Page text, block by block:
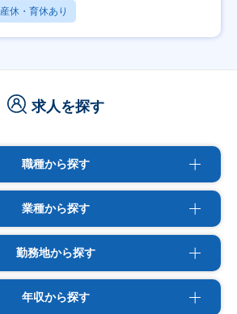
産休・育休あり
求人を探す
職種から探す
業種から探す
勤務地から探す
年収から探す